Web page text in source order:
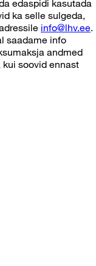
edaspidi kasutada
ka selle sulgeda,
info@lhv.ee.
saadame info
andmed
soovid ennast